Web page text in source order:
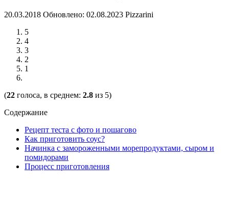
20.03.2018 Обновлено: 02.08.2023 Pizzarini
5
4
3
2
1
(22 голоса, в среднем: 2.8 из 5)
Содержание
Рецепт теста с фото и пошагово
Как приготовить соус?
Начинка с замороженными морепродуктами, сыром и
помидорами
Процесс приготовления